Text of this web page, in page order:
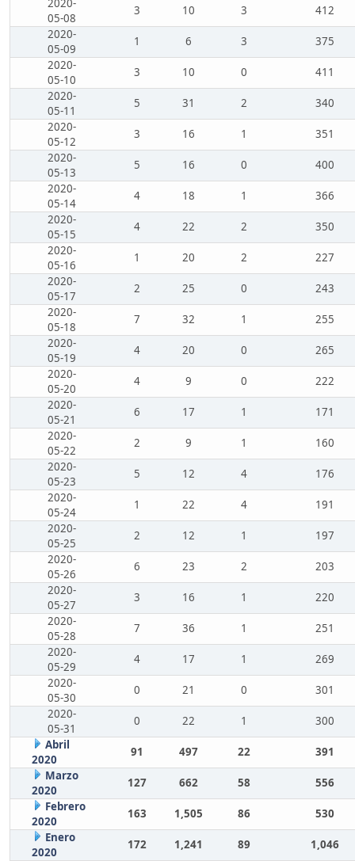
2020-
05-08
3 10 3
412
2020-
05-09
1 6 3
375
2020-
05-10
3 10 0
411
2020-
05-11
5 31 2
340
2020-
05-12
3 16 1
351
2020-
05-13
5 16 0
400
2020-
05-14
4 18 1
366
2020-
05-15
4 22 2
350
2020-
05-16
1 20 2
227
2020-
05-17
2 25 0
243
2020-
05-18
7 32 1
255
2020-
05-19
4 20 0
265
2020-
05-20
4 9 0
222
2020-
05-21
6 17 1
171
2020-
05-22
2 9 1
160
2020-
05-23
5 12 4
176
2020-
05-24
1 22 4
191
2020-
05-25
2 12 1
197
2020-
05-26
6 23 2
203
2020-
05-27
3 16 1
220
2020-
05-28
7 36 1
251
2020-
05-29
4 17 1
269
2020-
05-30
0 21 0
301
2020-
05-31
0 22 1
300
Abril
2020
91 497 22
391
Marzo
2020
127 662 58
556
Febrero
2020
163 1,505 86
530
Enero
2020
172 1,241 89
1,046